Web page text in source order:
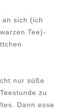
an sich (ich
Tee)-
nur süße
zu
Dann esse